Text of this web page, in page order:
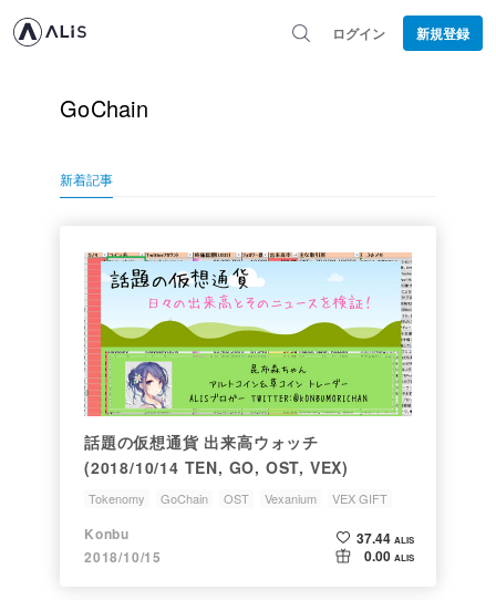
ログイン 新規登録
GoChain
新着記事
話題の仮想通貨 出来高ウォッチ
(2018/10/14 TEN, GO, OST, VEX)
Tokenomy GoChain OST Vexanium VEX GIFT
Konbu
2018/10/15
37.44 ALIS
0.00 ALIS